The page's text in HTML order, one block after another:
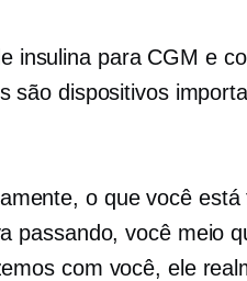
insulina para CGM e
são dispositivos
o que você
passando, você meio
com você, ele